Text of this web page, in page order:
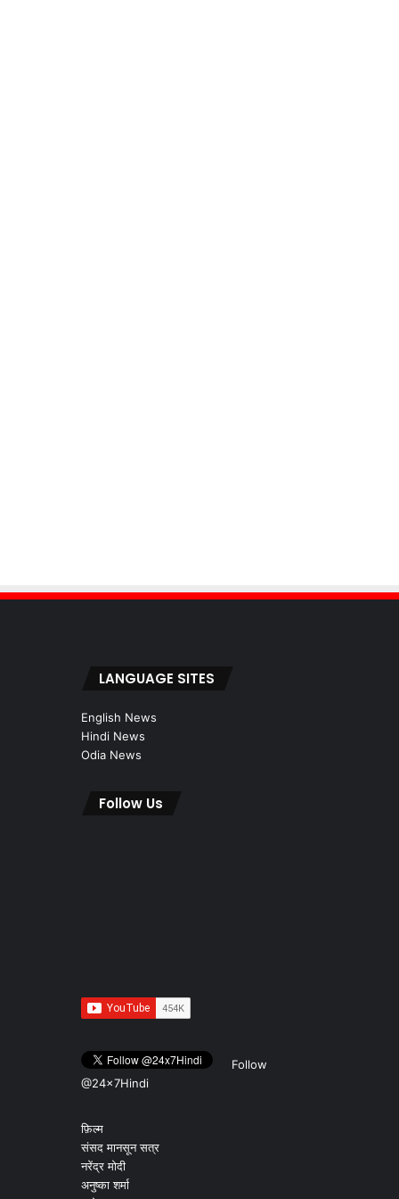
LANGUAGE SITES
English News
Hindi News
Odia News
Follow Us
Follow
@24x7Hindi
फ़िल्म
संसद मानसून सत्र
नरेंद्र मोदी
अनुष्का शर्मा